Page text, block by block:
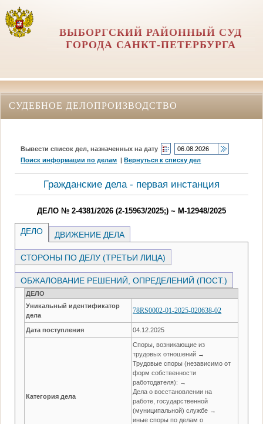
ВЫБОРГСКИЙ РАЙОННЫЙ СУД
ГОРОДА САНКТ-ПЕТЕРБУРГА
СУДЕБНОЕ ДЕЛОПРОИЗВОДСТВО
Вывести список дел, назначенных на дату
Поиск информации по делам |Вернуться к списку дел
Гражданские дела - первая инстанция
ДЕЛО № 2-4381/2026 (2-15963/2025;) ~ М-12948/2025
ДЕЛО ДВИЖЕНИЕ ДЕЛА
СТОРОНЫ ПО ДЕЛУ (ТРЕТЬИ ЛИЦА)
ОБЖАЛОВАНИЕ РЕШЕНИЙ, ОПРЕДЕЛЕНИЙ (ПОСТ.)
ДЕЛО
Уникальный идентификатор
дела
78RS0002-01-2025-020638-02
Дата поступления 04.12.2025
Категория дела
Споры, возникающие из
трудовых отношений →
Трудовые споры (независимо от
форм собственности
работодателя): →
Дела о восстановлении на
работе, государственной
(муниципальной) службе →
иные споры по делам о